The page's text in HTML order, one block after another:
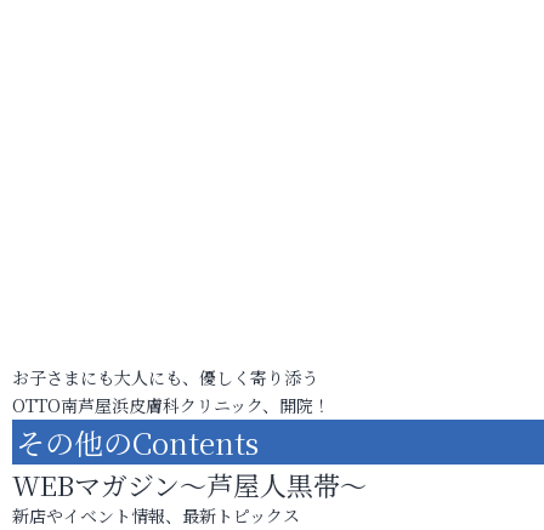
お子さまにも大人にも、優しく寄り添う
OTTO南芦屋浜皮膚科クリニック、開院！
その他のContents
WEBマガジン～芦屋人黒帯～
新店やイベント情報、最新トピックス